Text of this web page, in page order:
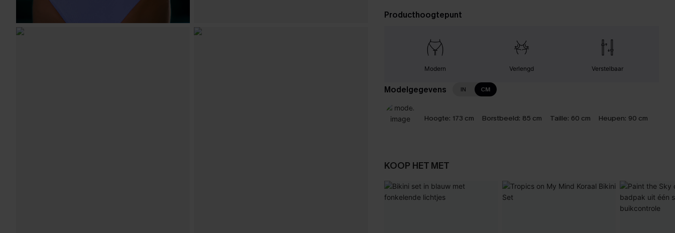
Producthoogtepunt
Modern Verlengd Verstelbaar
Modelgegevens IN CM
Hoogte: 173 cm Borstbeeld: 85 cm Taille: 60 cm Heupen: 90 cm
KOOP HET MET